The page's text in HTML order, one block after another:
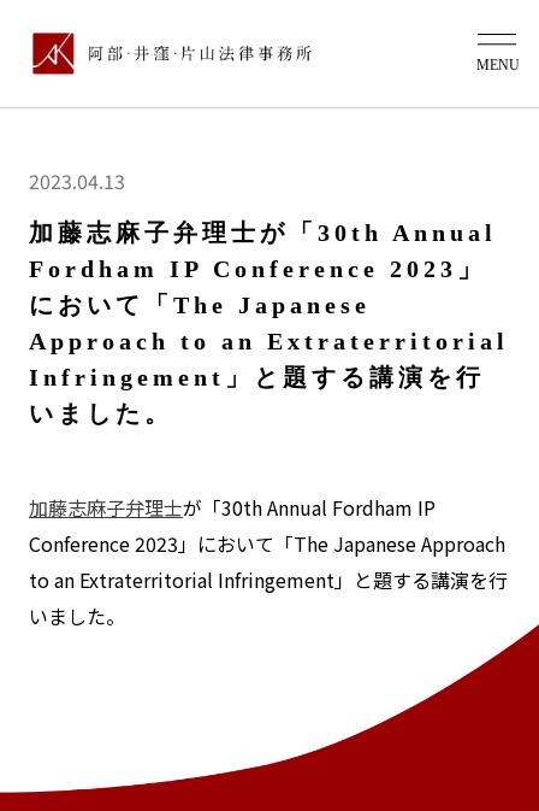
2023.04.13
加藤志麻子弁理士が「30th Annual
Fordham IP Conference 2023」
において「The Japanese
Approach to an Extraterritorial
Infringement」と題する講演を行
いました。
加藤志麻子弁理士が「30th Annual Fordham IP
Conference 2023」において「The Japanese Approach
to an Extraterritorial Infringement」と題する講演を行
いました。